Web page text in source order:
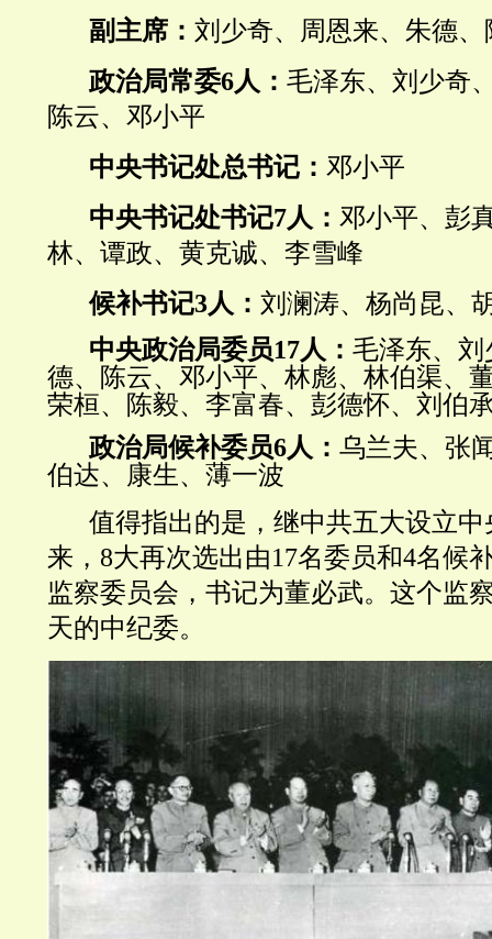
副主席：刘少奇、周恩来、朱德、
政治局常委6人：毛泽东、刘少奇
陈云、邓小平
中央书记处总书记：邓小平
中央书记处书记7人：邓小平、彭
林、谭政、黄克诚、李雪峰
候补书记3人：刘澜涛、杨尚昆、
中央政治局委员17人：毛泽东、
德、陈云、邓小平、林彪、林伯渠、
荣桓、陈毅、李富春、彭德怀、刘伯
政治局候补委员6人：乌兰夫、张
伯达、康生、薄一波
值得指出的是，继中共五大设立
来 ，8大再次选出由17名委员和4名候
监察委员会，书记为董必武。这个监
天的中纪委。